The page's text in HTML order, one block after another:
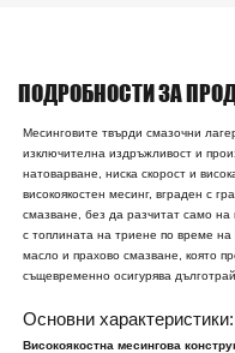
ПОДРОБНОСТИ ЗА
Месинговите твърди смазочни
изключителна издръжливост и
натоварване, ниска скорост и
високоякостен месинг, вграден с
смазване, без да разчитат само
с топлината на триене по време
масло и прахово смазване, която
същевременно осигурява
Основни характеристики:
Високоякостна месингова